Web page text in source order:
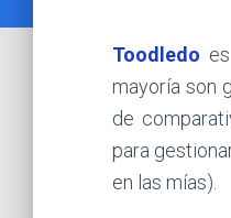
Toodledo
mayoría son
de
para
en las mías).